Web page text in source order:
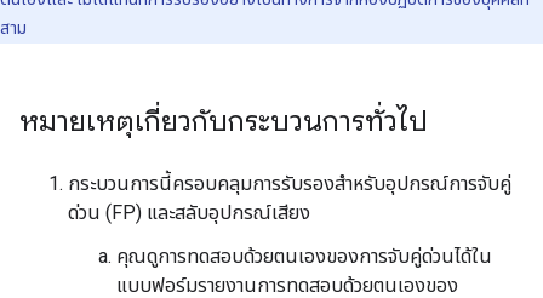
สาม
หมายเหตุเกี่ยวกับกระบวนการทั่วไป
กระบวนการนี้ครอบคลุมการรับรองสำหรับอุปกรณ์การจับคู่
ด่วน (FP) และสลับอุปกรณ์เสียง
คุณดูการทดสอบด้วยตนเองของการจับคู่ด่วนได้ใน
แบบฟอร์มรายงานการทดสอบด้วยตนเองของ